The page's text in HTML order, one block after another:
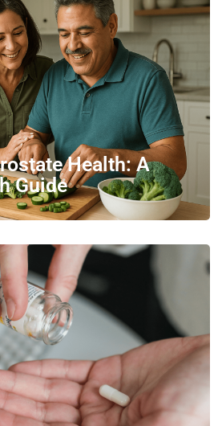
Health: A
Guide